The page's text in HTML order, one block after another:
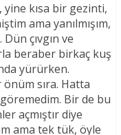
yine kısa bir gezinti,
ama yanılmışım,
çıvgın ve
beraber birkaç kuş
yürürken.
sıra. Hatta
Bir de bu
açmıştır diye
ama tek tük, öyle